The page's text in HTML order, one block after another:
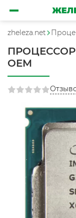
zheleza.net
ПРОЦЕССОР
OEM